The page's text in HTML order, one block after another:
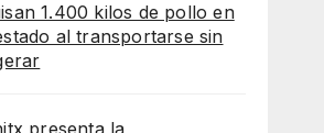
1.400 kilos de pollo en
al transportarse sin